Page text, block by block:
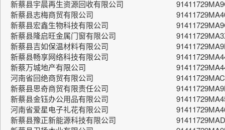
新蔡县宇晨再生资源回收有限公司
新蔡县志梅商贸有限公司
新蔡县宏鑫生物科技有限公司
新蔡县隆启旺金属门窗有限公司
新蔡县吉如保温材料有限公司
新蔡县畅享网络科技有限公司
新蔡万城地产有限公司
河南省回绝商贸有限公司
新蔡县思奇商贸有限责任公司
新蔡县金钰办公用品有限公司
河南省爱星电子礼花有限公司
新蔡县豫正新能源科技有限公司